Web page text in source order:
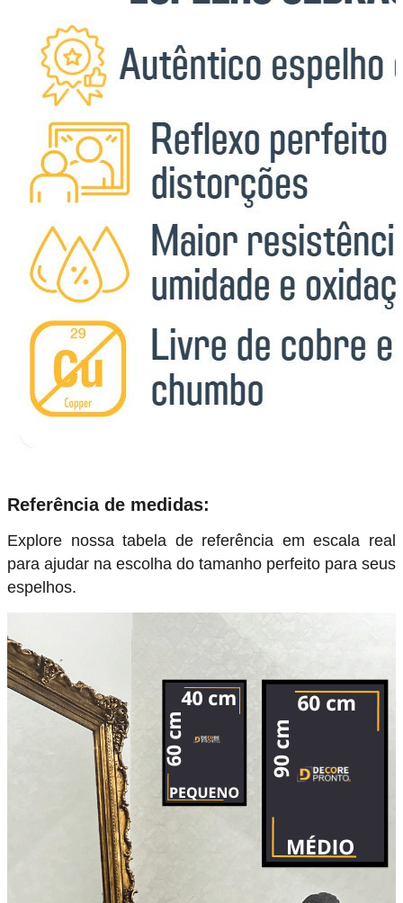
Referência de medidas:
Explore nossa tabela de referência em escala real
para ajudar na escolha do tamanho perfeito para seus
espelhos.